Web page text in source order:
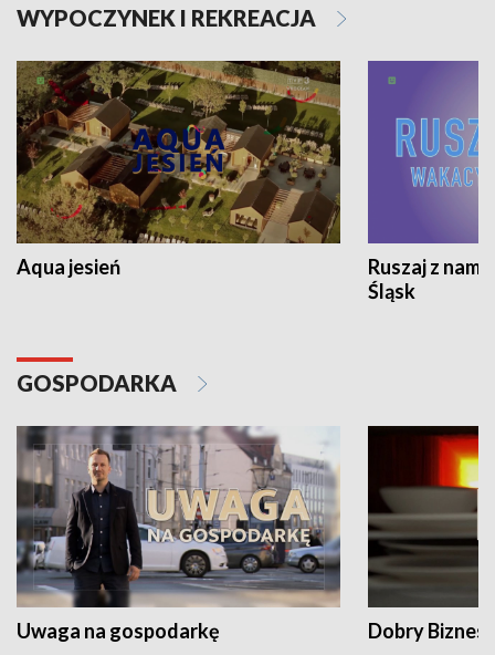
WYPOCZYNEK I REKREACJA
Aqua jesień
Ruszaj z
Śląsk
GOSPODARKA
Uwaga na gospodarkę Dobry Biznes